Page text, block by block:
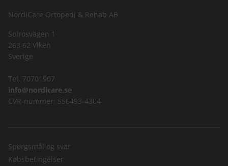
NordiCare Ortopedi & Rehab AB
Solrosvägen 1
263 62 Viken
Sverige
Tel. 70701907
info@nordicare.se
CVR-nummer: 556493-4304
Spørgsmål og svar
Købsbetingelser